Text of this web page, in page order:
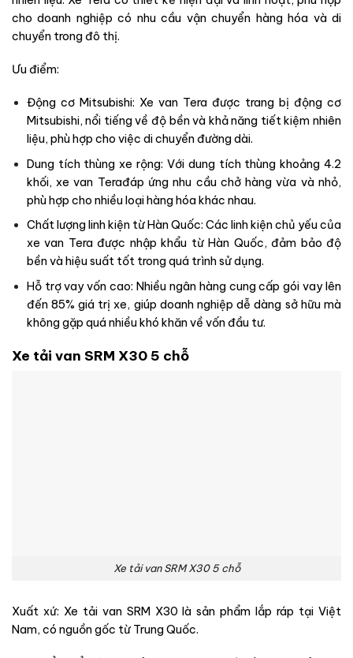
cho doanh nghiệp có nhu cầu vận chuyển hàng hóa và di
chuyển trong đô thị.
Ưu điểm:
Động cơ Mitsubishi: Xe van Tera được trang bị động cơ
Mitsubishi, nổi tiếng về độ bền và khả năng tiết kiệm nhiên
liệu, phù hợp cho việc di chuyển đường dài.
Dung tích thùng xe rộng: Với dung tích thùng khoảng 4.2
khối, xe van Terađáp ứng nhu cầu chở hàng vừa và nhỏ,
phù hợp cho nhiều loại hàng hóa khác nhau.
Chất lượng linh kiện từ Hàn Quốc: Các linh kiện chủ yếu của
xe van Tera được nhập khẩu từ Hàn Quốc, đảm bảo độ
bền và hiệu suất tốt trong quá trình sử dụng.
Hỗ trợ vay vốn cao: Nhiều ngân hàng cung cấp gói vay lên
đến 85% giá trị xe, giúp doanh nghiệp dễ dàng sở hữu mà
không gặp quá nhiều khó khăn về vốn đầu tư.
Xe tải van SRM X30 5 chỗ
Xe tải van SRM X30 5 chỗ
Xuất xứ: Xe tải van SRM X30 là sản phẩm lắp ráp tại Việt
Nam, có nguồn gốc từ Trung Quốc.